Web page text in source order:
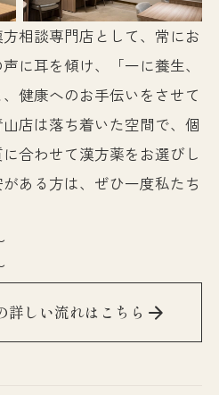
相談専門店として、常にお
に耳を傾け、「一に養生、
健康へのお手伝いをさせて
店は落ち着いた空間で、個
合わせて漢方薬をお選びし
ある方は、ぜひ一度私たち
詳しい流れはこちら